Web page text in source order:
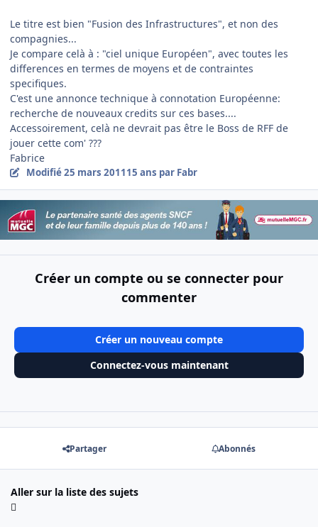
Le titre est bien "Fusion des Infrastructures", et non des
compagnies...
Je compare celà à : "ciel unique Européen", avec toutes les
differences en termes de moyens et de contraintes
specifiques.
C'est une annonce technique à connotation Européenne:
recherche de nouveaux credits sur ces bases....
Accessoirement, celà ne devrait pas être le Boss de RFF de
jouer cette com' ???
Fabrice
Modifié25 mars 201115 ans par Fabr
Créer un compte ou se connecter pour
commenter
Créer un nouveau compte
Connectez-vous maintenant
Partager Abonnés
Aller sur la liste des sujets